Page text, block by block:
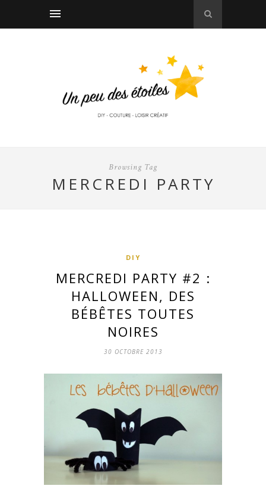
Browsing Tag
MERCREDI PARTY
DIY
MERCREDI PARTY #2 :
HALLOWEEN, DES
BÉBÊTES TOUTES
NOIRES
30 OCTOBRE 2013